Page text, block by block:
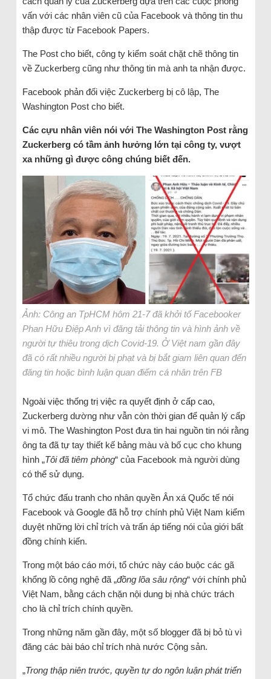
vấn với các nhân viên cũ của Facebook và thông tin thu
thập được từ Facebook Papers.
The Post cho biết, công ty kiểm soát chặt chẽ thông tin
về Zuckerberg cũng như thông tin mà anh ta nhận được.
Facebook phản đối việc Zuckerberg bị cô lập, The
Washington Post cho biết.
Các cựu nhân viên nói với The Washington Post rằng
Zuckerberg có tầm ảnh hưởng lớn tại công ty, vượt
xa những gì được công chúng biết đến.
Ảnh: Công an TpHCM hôm 21-7 đã khởi tố Facebooker
Phan Hữu Điệp Anh vì đăng tải thông tin và hình ảnh về
người tự thiêu trong dịch Covid-19. Ở Việt nam gần đây
đã có rất nhiều người bị phạt và bị bắt giam liên quan đến
đăng tin hoặc bình luận quan điểm cá nhân trên FB
Ngoài việc thống trị việc ra quyết định ở cấp cao,
Zuckerberg dường như vẫn còn thời gian để quản lý cấp
vi mô. The Washington Post đưa tin hai nguồn tin nói rằng
ông ta đã tự tay thiết kế bảng màu và bố cục cho khung
hình „Tôi đã tiêm phòng“ của Facebook mà người dùng
có thể sử dụng.
Tổ chức đấu tranh cho nhân quyền Ân xá Quốc tế nói
Facebook và Google đã hỗ trợ chính phủ Việt Nam kiểm
duyệt những lời chỉ trích và trấn áp tiếng nói của giới bất
đồng chính kiến.
Trong một báo cáo mới, tổ chức này cáo buộc các gã
khổng lồ công nghệ đã „đồng lõa sâu rộng“ với chính phủ
Việt Nam, bằng cách chặn nội dung bị nhà chức trách
cho là chỉ trích chính quyền.
Trong những năm gần đây, một số blogger đã bị bỏ tù vì
đăng các bài báo chỉ trích nhà nước Cộng sản.
„Trong thập niên trước, quyền tự do ngôn luận phát triển